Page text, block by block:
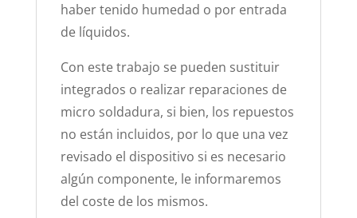
haber tenido humedad o por entrada
de líquidos.
Con este trabajo se pueden sustituir
integrados o realizar reparaciones de
micro soldadura, si bien, los repuestos
no están incluidos, por lo que una vez
revisado el dispositivo si es necesario
algún componente, le informaremos
del coste de los mismos.